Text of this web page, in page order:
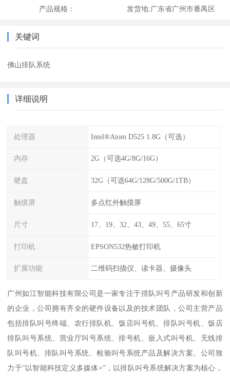
产品规格： 发货地:广东省广州市番禺区
关键词
佛山排队系统
详细说明
处理器 Intel®Atom D525 1.8G（可选）
内存 2G（可选4G/8G/16G）
硬盘 32G（可选64G/128G/500G/1TB）
触摸屏 多点红外触摸屏
尺寸 17、19、32、43、49、55、65寸
打印机 EPSON532热敏打印机
扩展功能 二维码扫描仪、读卡器、摄像头
广州如江智能科技有限公司是一家专注于排队叫号产品研发和创新
的企业，公司拥有齐全的硬件设备以及的技术团队，公司主营产品
包括排队叫号终端、农行排队机、饭店叫号机、排队叫号机、饭店
排队叫号系统、营业厅叫号系统、排号机、嵌入式叫号机、无线排
队叫号机、排队叫号系统、检验叫号系统产品及解决方案。公司致
力于“以智能科技定义多媒体+”，以排队叫号系统解决方案为核心，